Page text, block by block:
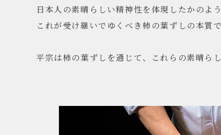
日本人の素晴らしい精神性を体現したかのよ
これが受け継いでゆくべき柿の葉ずしの本質で
平宗は柿の葉ずしを通じて、これらの素晴ら